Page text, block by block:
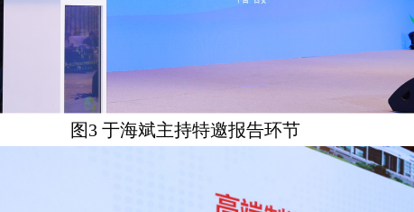
图3 于海斌主持特邀报告环节